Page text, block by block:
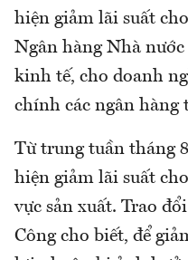
hiện giảm lãi suất
Ngân hàng Nhà
kinh tế, cho doanh
chính các ngân hàng
Từ trung tuần tháng
hiện giảm lãi suất
vực sản xuất. Trao
Công cho biết, để